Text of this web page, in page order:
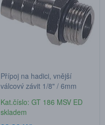
Přípoj na hadici, vnější
válcový závit 1/8" / 6mm
Kat.číslo: GT 186 MSV ED
skladem